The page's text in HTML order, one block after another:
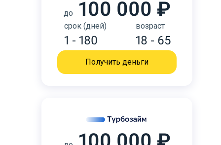
до 100 000 ₽
срок (дней)
1 - 180
возраст
18 - 65
Получить деньги